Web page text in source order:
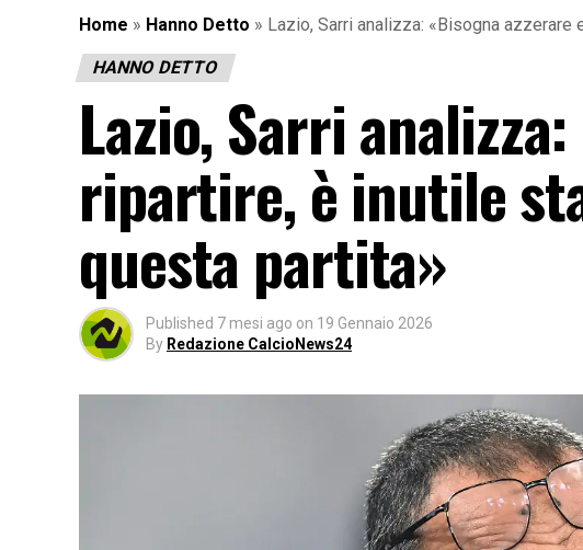
Home » Hanno Detto » Lazio, Sarri analizza: «Bisogna
HANNO DETTO
Lazio, Sarri
ripartire, è inutile
questa partita»
Published 7 mesi ago on 19 Gennaio 2026
By Redazione CalcioNews24